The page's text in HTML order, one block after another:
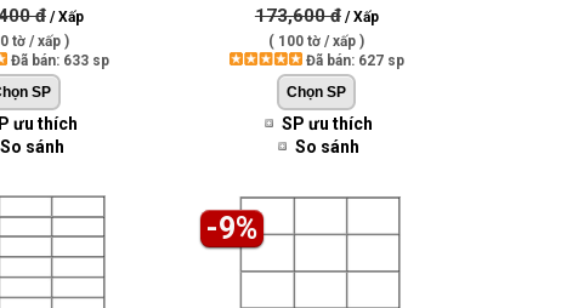
đ/ Xấp
tờ / xấp )
Đã bán: 633 sp
ưu thích
So sánh
173,600 đ/ Xấp
( 100 tờ / xấp )
Đã bán: 627 sp
SP ưu thích
So sánh
-9%